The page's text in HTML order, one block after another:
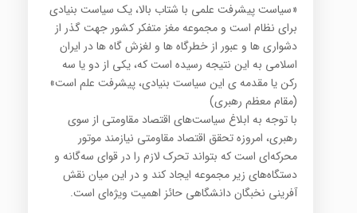
«سیاست پیشرفت علمی با شتاب بالا، یک سیاست بنیادی
برای نظام است و مجموعه مغز متفکر کشور جهت گذر از
دشواری ها و عبور از خطرگاه ها و لغزش گاه ها در ایران
اسلامی به این نتیجه رسیده است که، یکی از دو یا سه
رکن یا مقدمه ی این سیاست بنیادی، پیشرفت علم است»
(مقام معظم رهبری)
با توجه به ابلاغ سیاست‌های اقتصاد مقاومتی از سوی
رهبری، امروزه تحقق اقتصاد مقاومتی نیازمند موتور
محرکه‌ای است که بتواند تحرک لازم را در قوای سه‌گانه و
دستگاه‌های زیر مجموعه ایجاد کند و در این میان نقش
آفرینی نخبگان دانشگاهی حائز اهمیت ویژه‌ای است.